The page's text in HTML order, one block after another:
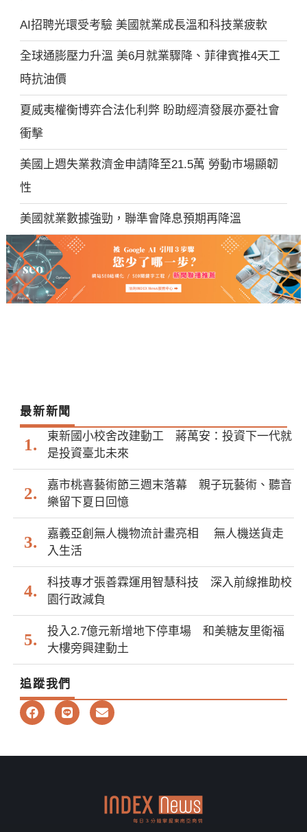
AI招聘光環受考驗 美國就業成長溫和科技業疲軟
全球通膨壓力升溫 美6月就業驟降、菲律賓推4天工
時抗油價
夏威夷權衡博弈合法化利弊 盼助經濟發展亦憂社會
衝擊
美國上週失業救濟金申請降至21.5萬 勞動市場顯韌
性
美國就業數據強勁，聯準會降息預期再降溫
最新新聞
東新國小校舍改建動工 蔣萬安：投資下一代就
是投資臺北未來
嘉市桃喜藝術節三週末落幕 親子玩藝術、聽音
樂留下夏日回憶
嘉義亞創無人機物流計畫亮相 無人機送貨走
入生活
科技專才張善霖運用智慧科技 深入前線推助校
園行政減負
投入2.7億元新增地下停車場 和美糖友里衛福
大樓旁興建動土
追蹤我們
F
a
b
L
i
E
n
l